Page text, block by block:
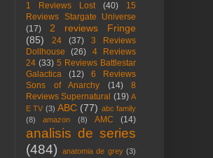
1 Reviews Lost (40)
15
Reviews Stargate Universe
(17)
2 reviews Fringe
(85)
24 (37)
3 Reviews
Dollhouse
(26)
4 Reviews
24 (33) 5 Reviews Battlestar
Galactica
(12)
6 Reviews
Sons of Anarchy
(14)
8
Reviews Supernatural (19) A
E TV (3) ABC (77) abc family
(8)
amazon (8) AMC (14)
analisis de series
(484)
anatomia de grey (3)